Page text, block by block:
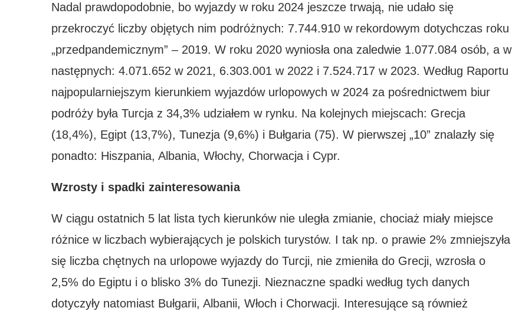
Nadal prawdopodobnie, bo wyjazdy w roku 2024 jeszcze trwają, nie udało się
przekroczyć liczby objętych nim podróżnych: 7.744.910 w rekordowym dotychczas roku
„przedpandemicznym” – 2019. W roku 2020 wyniosła ona zaledwie 1.077.084 osób, a w
następnych: 4.071.652 w 2021, 6.303.001 w 2022 i 7.524.717 w 2023. Według Raportu
najpopularniejszym kierunkiem wyjazdów urlopowych w 2024 za pośrednictwem biur
podróży była Turcja z 34,3% udziałem w rynku. Na kolejnych miejscach: Grecja
(18,4%), Egipt (13,7%), Tunezja (9,6%) i Bułgaria (75). W pierwszej „10” znalazły się
ponadto: Hiszpania, Albania, Włochy, Chorwacja i Cypr.
Wzrosty i spadki zainteresowania
W ciągu ostatnich 5 lat lista tych kierunków nie uległa zmianie, chociaż miały miejsce
różnice w liczbach wybierających je polskich turystów. I tak np. o prawie 2% zmniejszyła
się liczba chętnych na urlopowe wyjazdy do Turcji, nie zmieniła do Grecji, wzrosła o
2,5% do Egiptu i o blisko 3% do Tunezji. Nieznaczne spadki według tych danych
dotyczyły natomiast Bułgarii, Albanii, Włoch i Chorwacji. Interesujące są również